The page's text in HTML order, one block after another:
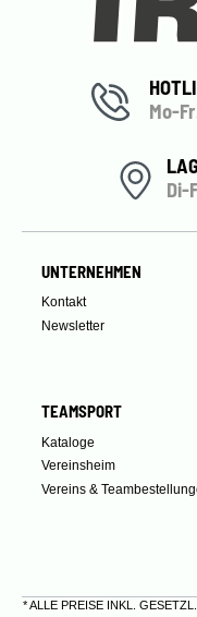
Mo-
Di-
UNTERNEHMEN
Kontakt
Newsletter
TEAMSPORT
Kataloge
Vereinsheim
Vereins &
* ALLE PREISE INKL.